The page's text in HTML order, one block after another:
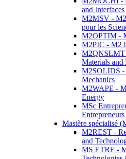
and Interfaces
M2MSV -
pour les
M2OPTIM -
M2PIC - M2
M2QNSLMT
Materials and
M2SOLIDS -
Mechanics
M2WAPE -
Energy
MSc
Entrepreneurs
Mastère spécialisé
M2REST -
and
MS ETRE -